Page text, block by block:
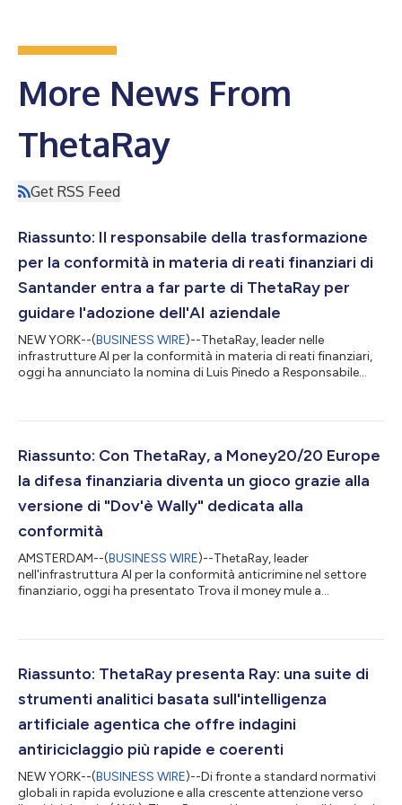
More News From
ThetaRay
Get RSS Feed
Riassunto: Il responsabile della trasformazione
per la conformità in materia di reati finanziari di
Santander entra a far parte di ThetaRay per
guidare l'adozione dell'AI aziendale
NEW YORK--(BUSINESS WIRE)--ThetaRay, leader nelle
infrastrutture AI per la conformità in materia di reati finanziari,
oggi ha annunciato la nomina di Luis Pinedo a Responsabile
Bank; nel corso di quest'esperienza, durata 16 anni, ha guidato
di reati finanziari (FCC) in diversi modelli operativi, processi e...
Riassunto: Con ThetaRay, a Money20/20 Europe
la difesa finanziaria diventa un gioco grazie alla
versione di "Dov'è Wally" dedicata alla
conformità
AMSTERDAM--(BUSINESS WIRE)--ThetaRay, leader
nell'infrastruttura AI per la conformità anticrimine nel settore
finanziario, oggi ha presentato Trova il money mule a
l'era dell'AI, creata per colmare il divario tra le complesse
criminalità internazionale. In questo gioco, i partecipanti
devono individuare un mon...
Riassunto: ThetaRay presenta Ray: una suite di
strumenti analitici basata sull'intelligenza
artificiale agentica che offre indagini
antiriciclaggio più rapide e coerenti
NEW YORK--(BUSINESS WIRE)--Di fronte a standard normativi
globali in rapida evoluzione e alla crescente attenzione verso